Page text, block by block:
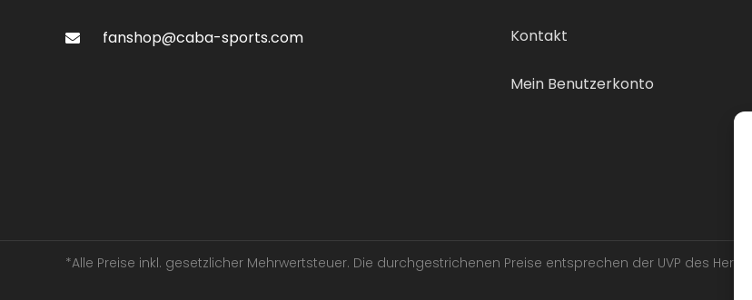
fanshop@caba-sports.com Kontakt
Mein Benutzerkonto
*Alle Preise inkl. gesetzlicher Mehrwertsteuer. Die durchgestrichenen Preise entsprechen der UVP des